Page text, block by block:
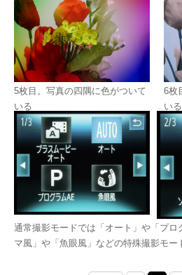
5枚目。写真の四隅に色がついて
いる
6枚
いる
通常撮影モードでは「オート」や「プロ
マ風」や「魚眼風」などの特殊撮影モー